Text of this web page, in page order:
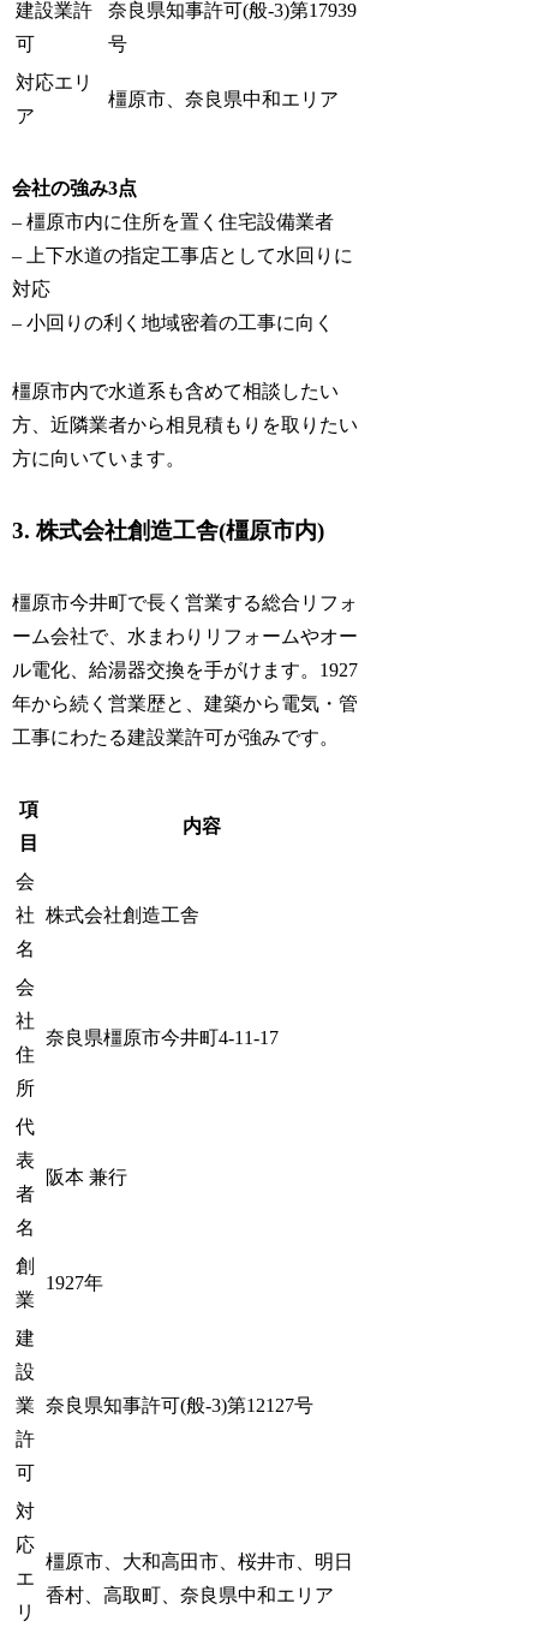
建設業許
可
奈良県知事許可(般-3)第17939
号
対応エリ
ア
橿原市、奈良県中和エリア
会社の強み3点
– 橿原市内に住所を置く住宅設備業者
– 上下水道の指定工事店として水回りに
対応
– 小回りの利く地域密着の工事に向く
橿原市内で水道系も含めて相談したい
方、近隣業者から相見積もりを取りたい
方に向いています。
3. 株式会社創造工舎(橿原市内)
橿原市今井町で長く営業する総合リフォ
ーム会社で、水まわりリフォームやオー
ル電化、給湯器交換を手がけます。1927
年から続く営業歴と、建築から電気・管
工事にわたる建設業許可が強みです。
項
目
内容
会
社
名
株式会社創造工舎
会
社
住
所
奈良県橿原市今井町4-11-17
代
表
者
名
阪本 兼行
創
業
1927年
建
設
業
許
可
奈良県知事許可(般-3)第12127号
対
応
エ
リ
橿原市、大和高田市、桜井市、明日
香村、高取町、奈良県中和エリア